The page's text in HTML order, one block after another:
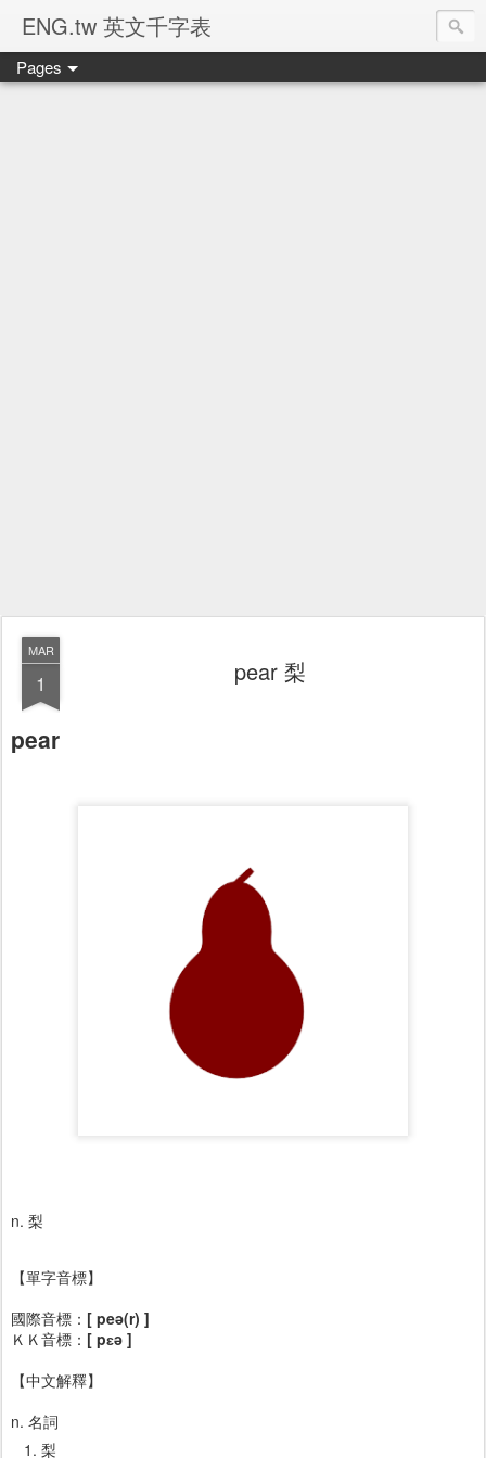
ENG.tw 英文千字表
Pages
MAR
1 pear 梨
pear
n. 梨
【單字音標】
國際音標： [ peə(r) ]
ＫＫ音標： [ pɛə ]
【中文解釋】
n. 名詞
梨